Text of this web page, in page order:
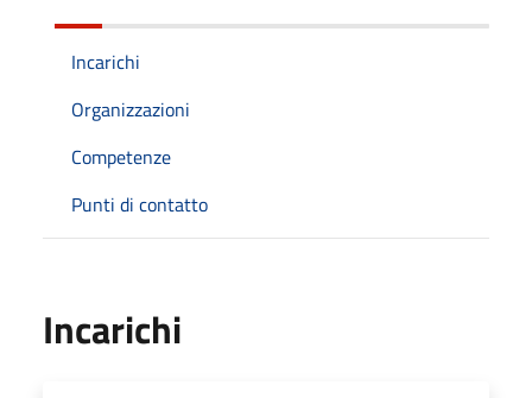
Incarichi
Organizzazioni
Competenze
Punti di contatto
Incarichi